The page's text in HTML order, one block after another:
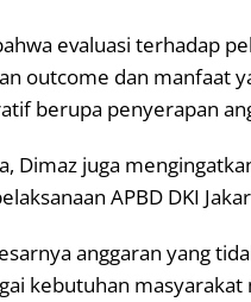
evaluasi terhadap
outcome dan manfaat
berupa penyerapan
Dimaz juga
APBD DKI
anggaran yang
kebutuhan